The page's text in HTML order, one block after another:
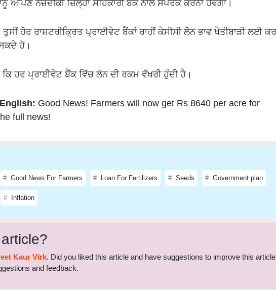
ਹੋ।
full news!
Inflation
Kaur Virk. Did you liked this article and have suggestions to improve this article?